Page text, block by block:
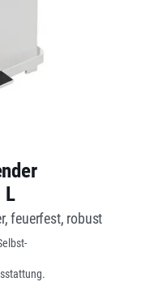
L
feuerfest, robust